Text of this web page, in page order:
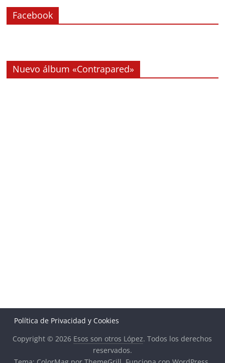
Facebook
Nuevo álbum «Contrapared»
Política de Privacidad y Cookies
Copyright © 2026 Esos son otros López. Todos los derechos
reservados.